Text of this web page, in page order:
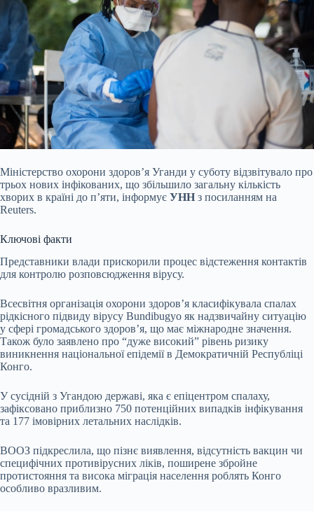
Міністерство охорони здоров’я Уганди у суботу відзвітувало про
трьох нових інфікованих, що збільшило загальну кількість
хворих в країні до п’яти, інформує УНН з посиланням на
Reuters.
Ключові факти
Представники влади прискорили процес відстеження контактів
для контролю розповсюдження вірусу.
Всесвітня організація охорони здоров’я класифікувала спалах
рідкісного підвиду вірусу Bundibugyo як надзвичайну ситуацію
у сфері громадського здоров’я, що має міжнародне значення.
Також було заявлено про “дуже високий” рівень ризику
виникнення національної епідемії в Демократичній Республіці
Конго.
У сусідній з Угандою державі, яка є епіцентром спалаху,
зафіксовано приблизно 750 потенційних випадків інфікування
та 177 імовірних летальних наслідків.
ВООЗ підкреслила, що пізнє виявлення, відсутність вакцин чи
специфічних противірусних ліків, поширене збройне
протистояння та висока міграція населення роблять Конго
особливо вразливим.